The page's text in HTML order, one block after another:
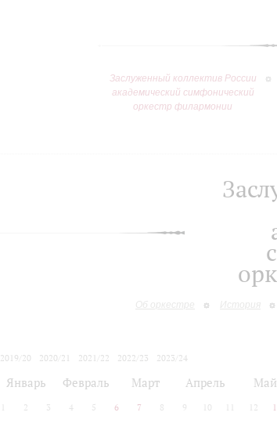
Заслуженный коллектив России
академический симфонический
оркестр филармонии
Об оркестре История
2019/20 2020/21 2021/22 2022/23
2023/24
Январь Февраль Март Апрель Май
2 3 4 5 6 7 8 9 10 12